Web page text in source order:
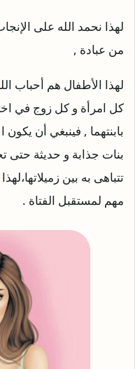
لهذا نحمد الله على
من عبادة ,
لهذا الأطفال هم أحباب
كل امرأة و كل زوج في
بابنتهما , فينبغي أن يكون
بنات جذابة و حديثة حتى
تتباهى به بين
مهم لمستقبل الفتاة .